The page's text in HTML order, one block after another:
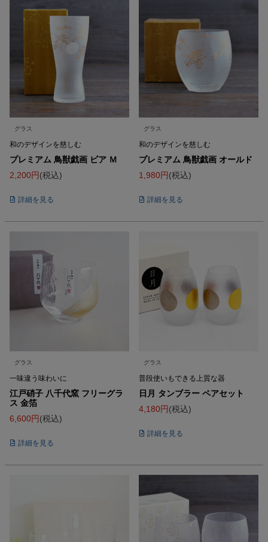
グラス
和のデザインを慈しむ
プレミアム 鳥獣戯画 ビア Ｍ
2,200
税込
詳細を見る
グラス
和のデザインを慈しむ
プレミアム 鳥獣戯画 オールド
1,980
税込
詳細を見る
グラス
一味違う味わいに
江戸硝子 八千代窯 フリーグラ
ス 金箔
6,600
税込
詳細を見る
グラス
普段使いもできる上質な器
日月 タンブラー ペアセット
4,180
税込
詳細を見る